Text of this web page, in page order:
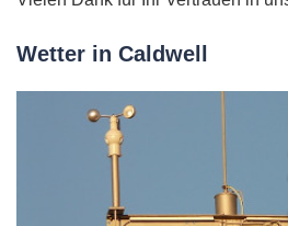
Wetter in Caldwell